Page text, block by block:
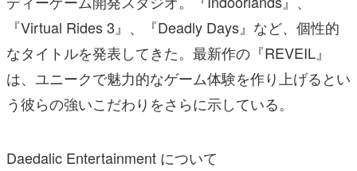
『Virtual Rides 3』、『Deadly Days』など、個性的
なタイトルを発表してきた。最新作の『REVEIL』
は、ユニークで魅力的なゲーム体験を作り上げるとい
う彼らの強いこだわりをさらに示している。
Daedalic Entertainment について